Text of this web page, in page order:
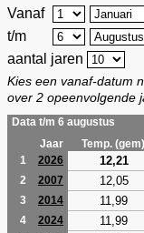
Vanaf
t/m
aantal jaren
Kies een vanaf-datum
over 2 opeenvolgende
Data t/m 6 augustus
Jaar
Temp.
1
2026 12,21
2 2007 12,05
3 2014 11,99
4 2024 11,99